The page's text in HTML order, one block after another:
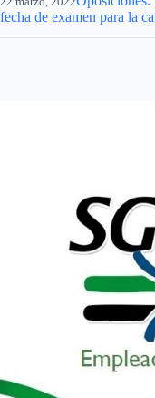
fecha de examen para la